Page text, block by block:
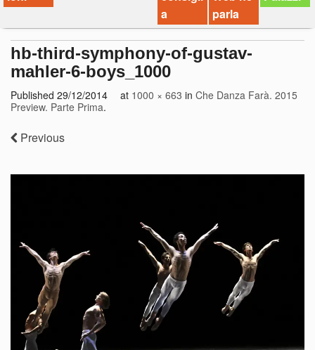
a
parla
hb-third-symphony-of-gustav-
mahler-6-boys_1000
Published 29/12/2014 at 1000 × 663 in Che Danza Farà. 2015
Preview. Parte Prima.
Previous